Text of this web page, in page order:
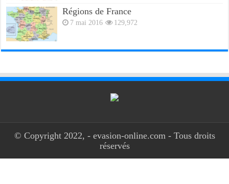
Régions de France
7 mai 2016 129,972
© Copyright 2022, - evasion-online.com - Tous droits
réservés